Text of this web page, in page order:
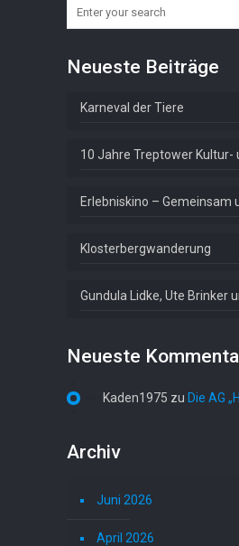
Neueste Beiträge
Karneval der Tiere
10 Jahre Treptower Kultur-
Erlebniskino – Gemeinsam
Klosterbergwanderung
Gundula Lidke, Ute Brinker
Neueste
Kaden1975 zu Die AG
Archiv
Juni 2026
April 2026